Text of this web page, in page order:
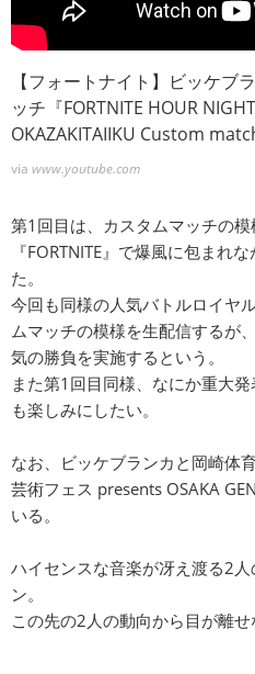
【フォートナイト】ビッケブ
ッチ『FORTNITE HOUR
OKAZAKITAIIKU Custom
via www.youtube.com
第1回目は、カスタムマッチの
『FORTNITE』で爆風に包まれ
た。
今回も同様の人気バトルロイヤ
ムマッチの模様を生配信するが
気の勝負を実施するという。
また第1回目同様、なにか重大
も楽しみにしたい。
なお、ビッケブランカと岡崎体
芸術フェス presents OSAKA
いる。
ハイセンスな音楽が冴え渡る2
ン。
この先の2人の動向から目が離せ